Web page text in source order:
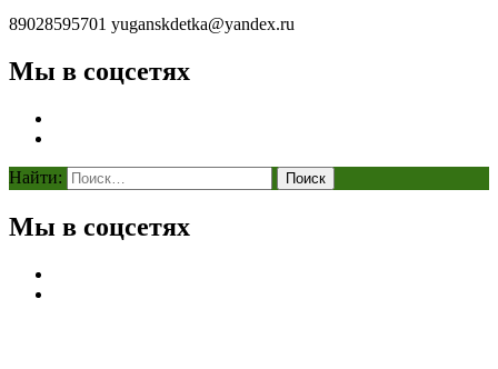
89028595701 yuganskdetka@yandex.ru
Мы в соцсетях
Найти:
Мы в соцсетях